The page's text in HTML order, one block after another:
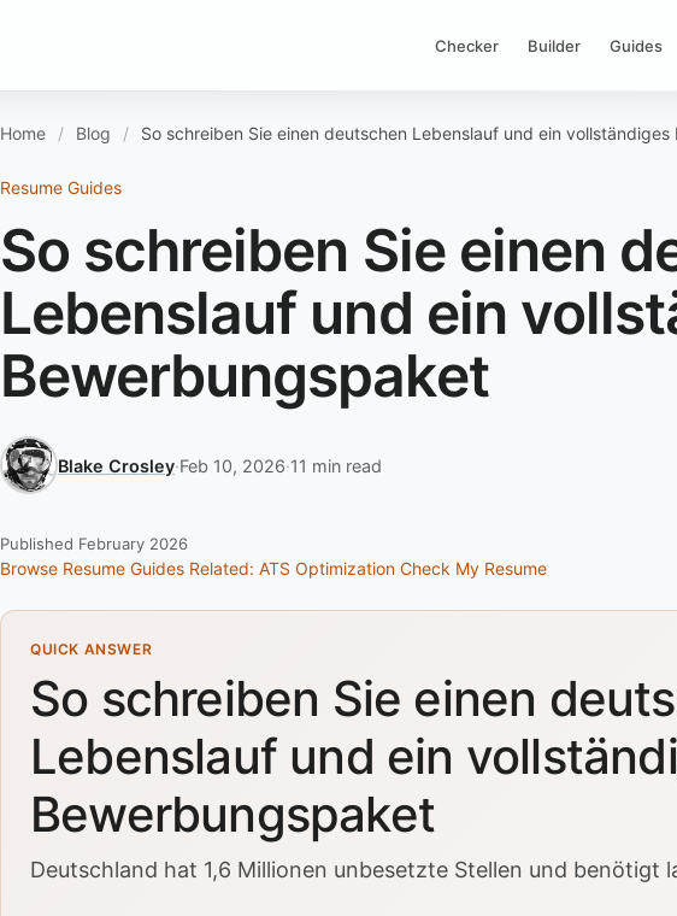
Checker Builder Guides
Home Blog So schreiben Sie einen deutschen Lebenslauf und ein
Resume Guides
So schreiben Sie einen
Lebenslauf und ein
Bewerbungspaket
Blake Crosley·Feb 10, 2026·11 min read
Published February 2026
Browse Resume Guides Related: ATS Optimization Check My Resume
QUICK ANSWER
So schreiben Sie einen
Lebenslauf und ein
Bewerbungspaket
Deutschland hat 1,6 Millionen unbesetzte Stellen und benötigt